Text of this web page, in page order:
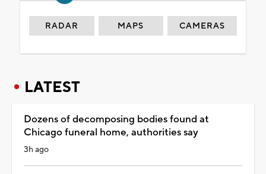
RADAR MAPS CAMERAS
LATEST
Dozens of decomposing bodies found at
Chicago funeral home, authorities say
3h ago